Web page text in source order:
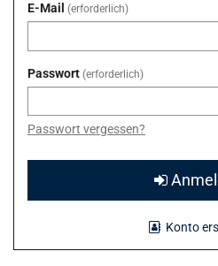
E-Mail erforderlich
Passwort erforderlich
Passwort vergessen?
Konto